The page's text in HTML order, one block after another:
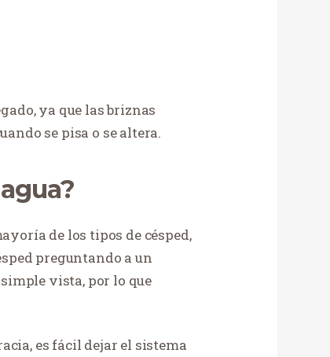
ya que las briznas
se pisa o se altera.
de los tipos de césped,
preguntando a un
vista, por lo que
es fácil dejar el sistema